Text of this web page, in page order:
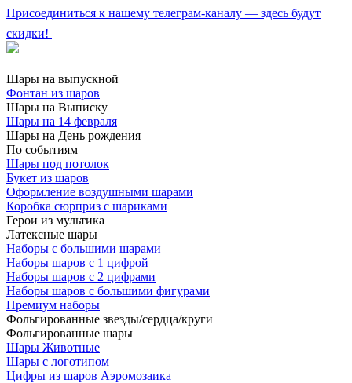
Присоединиться к нашему телеграм-каналу — здесь будут
скидки!
Шары на выпускной
Фонтан из шаров
Шары на Выписку
Шары на 14 февраля
Шары на День рождения
По событиям
Шары под потолок
Букет из шаров
Оформление воздушными шарами
Коробка сюрприз с шариками
Герои из мультика
Латексные шары
Наборы с большими шарами
Наборы шаров с 1 цифрой
Наборы шаров с 2 цифрами
Наборы шаров с большими фигурами
Премиум наборы
Фольгированные звезды/сердца/круги
Фольгированные шары
Шары Животные
Шары с логотипом
Цифры из шаров Аэромозаика